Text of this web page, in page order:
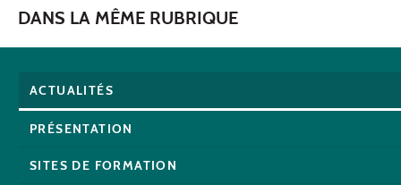
DANS LA MÊME RUBRIQUE
ACTUALITÉS
PRÉSENTATION
SITES DE FORMATION